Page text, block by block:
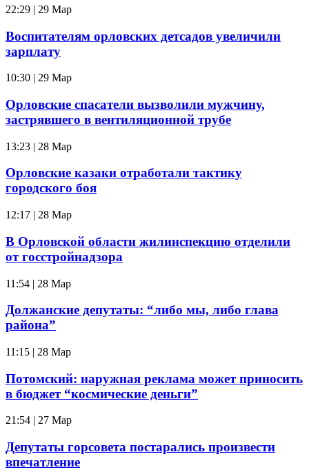
22:29 | 29 Мар
Воспитателям орловских детсадов увеличили
зарплату
10:30 | 29 Мар
Орловские спасатели вызволили мужчину,
застрявшего в вентиляционной трубе
13:23 | 28 Мар
Орловские казаки отработали тактику
городского боя
12:17 | 28 Мар
В Орловской области жилинспекцию отделили
от госстройнадзора
11:54 | 28 Мар
Должанские депутаты: “либо мы, либо глава
района”
11:15 | 28 Мар
Потомский: наружная реклама может приносить
в бюджет “космические деньги”
21:54 | 27 Мар
Депутаты горсовета постарались произвести
впечатление